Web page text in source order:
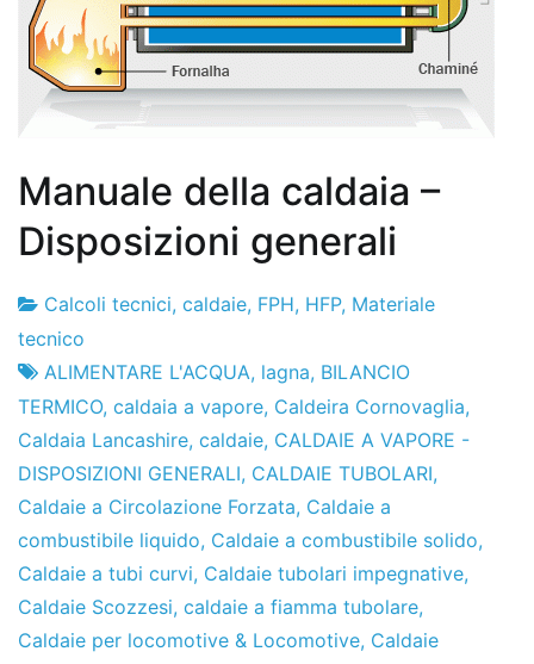
Manuale della caldaia –
Disposizioni generali
Fabbrica
di
progetti
23
di
aprile
2010
Calcoli tecnici, caldaie, FPH, HFP, Materiale
tecnico
ALIMENTARE L'ACQUA, lagna, BILANCIO
TERMICO, caldaia a vapore, Caldeira Cornovaglia,
Caldaia Lancashire, caldaie, CALDAIE A VAPORE -
DISPOSIZIONI GENERALI, CALDAIE TUBOLARI,
Caldaie a Circolazione Forzata, Caldaie a
combustibile liquido, Caldaie a combustibile solido,
Caldaie a tubi curvi, Caldaie tubolari impegnative,
Caldaie Scozzesi, caldaie a fiamma tubolare,
Caldaie per locomotive & Locomotive, Caldaie